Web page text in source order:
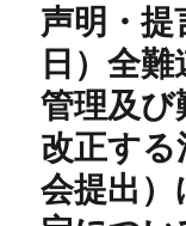
声明・提
日）全
管理及び
改正す
会提出